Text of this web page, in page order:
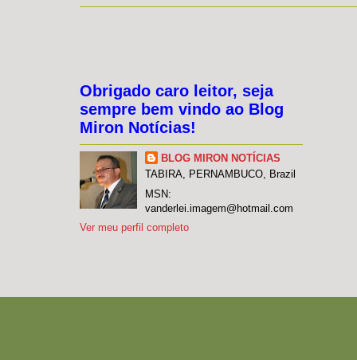
Obrigado caro leitor, seja
sempre bem vindo ao Blog
Miron Notícias!
BLOG MIRON NOTÍCIAS
TABIRA, PERNAMBUCO, Brazil
MSN:
vanderlei.imagem@hotmail.com
Ver meu perfil completo